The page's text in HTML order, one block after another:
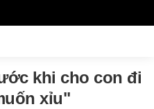
khi cho con đi
xỉu"